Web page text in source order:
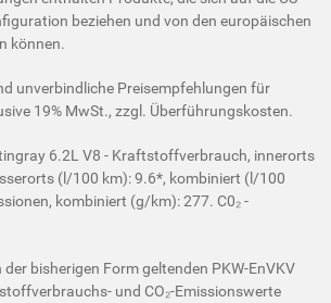
beziehen und von den europäischen
können.
unverbindliche Preisempfehlungen für
19% MwSt., zzgl. Überführungskosten.
6.2L V8 - Kraftstoffverbrauch, innerorts
(l/100 km): 9.6*, kombiniert (l/100
kombiniert (g/km): 277. C0₂ -
bisherigen Form geltenden PKW-EnVKV
und CO₂-Emissionswerte